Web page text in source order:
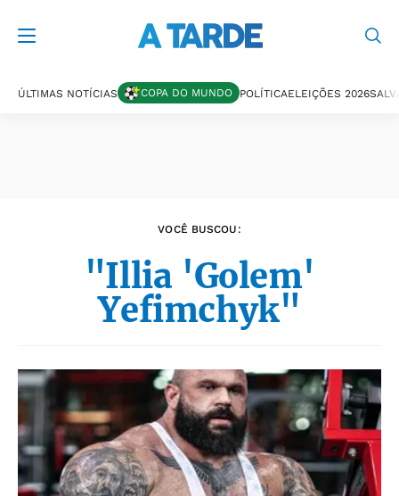
ÚLTIMAS NOTÍCIAS COPA DO MUNDO POLÍTICAELEIÇÕES 2026
VOCÊ BUSCOU:
"Illia 'Golem'
Yefimchyk"